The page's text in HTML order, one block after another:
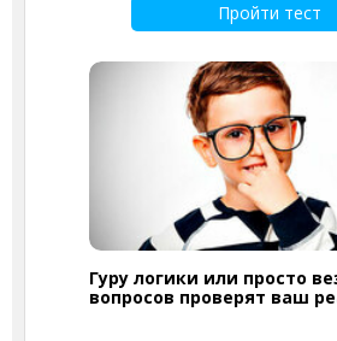
Пройти тест
Гуру логики или просто
вопросов проверят ваш